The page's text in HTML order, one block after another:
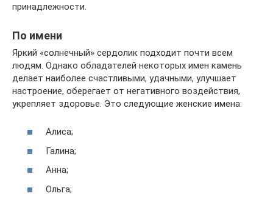
принадлежности.
По имени
Яркий «солнечный» сердолик подходит почти всем
людям. Однако обладателей некоторых имен камень
делает наиболее счастливыми, удачными, улучшает
настроение, оберегает от негативного воздействия,
укрепляет здоровье. Это следующие женские имена:
Алиса;
Галина;
Анна;
Ольга;